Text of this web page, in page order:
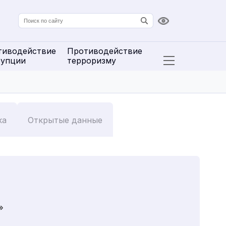
Версия для
Противодействие
терроризму
Открыть
Открытые данные